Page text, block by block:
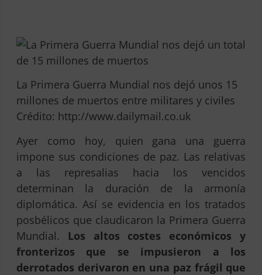
La Primera Guerra Mundial nos dejó unos 15
millones de muertos entre militares y civiles
Crédito: http://www.dailymail.co.uk
Ayer como hoy, quien gana una guerra
impone sus condiciones de paz. Las relativas
a las represalias hacia los vencidos
determinan la duración de la armonía
diplomática. Así se evidencia en los tratados
posbélicos que claudicaron la Primera Guerra
Mundial. Los altos costes económicos y
fronterizos que se impusieron a los
derrotados derivaron en una paz frágil que